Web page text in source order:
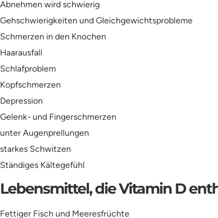
Abnehmen wird schwierig
Gehschwierigkeiten und Gleichgewichtsprobleme
Schmerzen in den Knochen
Haarausfall
Schlafproblem
Kopfschmerzen
Depression
Gelenk- und Fingerschmerzen
unter Augenprellungen
starkes Schwitzen
Ständiges Kältegefühl
Lebensmittel, die Vitamin D
Fettiger Fisch und Meeresfrüchte